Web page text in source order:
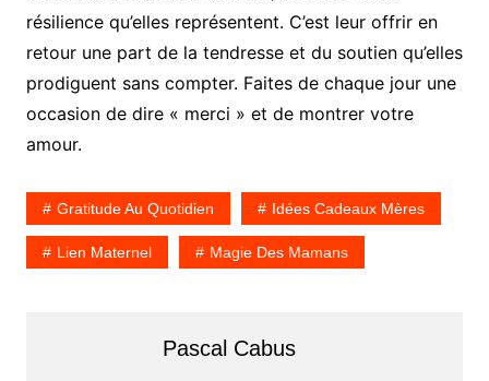
résilience qu’elles représentent. C’est leur offrir en
retour une part de la tendresse et du soutien qu’elles
prodiguent sans compter. Faites de chaque jour une
occasion de dire « merci » et de montrer votre
amour.
Gratitude Au Quotidien Idées Cadeaux Mères
Lien Maternel Magie Des Mamans
Pascal Cabus